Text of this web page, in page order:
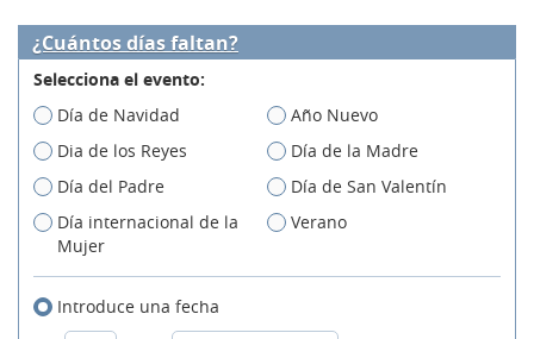
¿Cuántos días faltan?
Selecciona el evento:
Día de Navidad
Año Nuevo
Dia de los Reyes
Día de la Madre
Día del Padre
Día de San Valentín
Día internacional de la
Mujer
Verano
Introduce una fecha